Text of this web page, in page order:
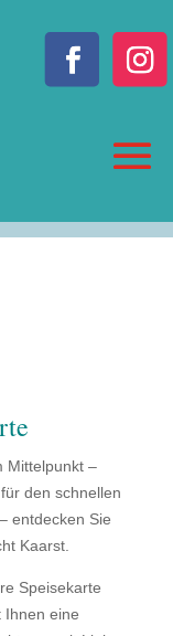
Mittelpunkt –
den schnellen
entdecken Sie
Kaarst.
Speisekarte
Ihnen eine